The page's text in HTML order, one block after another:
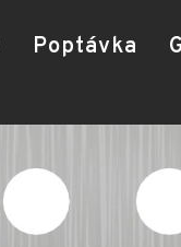
Poptávka